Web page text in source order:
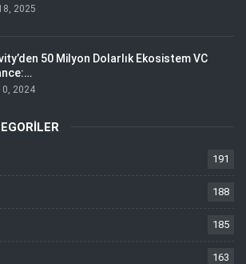
2025
50 Milyon Dolarlık Ekosistem VC
2024
191
188
185
163